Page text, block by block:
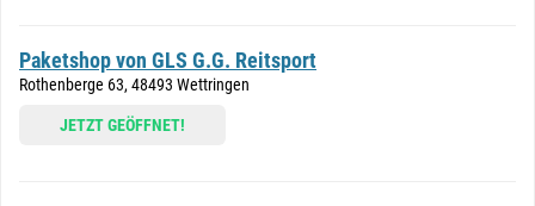
Paketshop von GLS G.G. Reitsport
Rothenberge 63, 48493 Wettringen
JETZT GEÖFFNET!